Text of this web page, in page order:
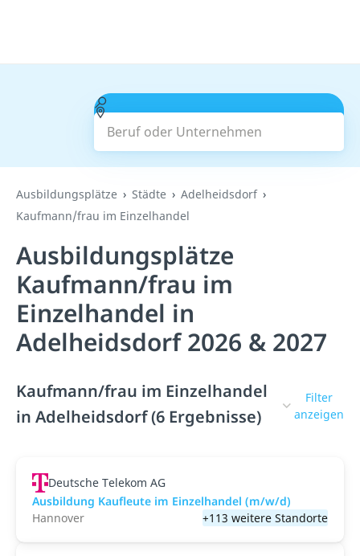
Beruf oder Unternehmen
Suchen
Ausbildungsplätze Städte
Adelheidsdorf
Kaufmann/frau im Einzelhandel
Ausbildungsplätze
Kaufmann/frau im
Einzelhandel in
Adelheidsdorf 2026 & 2027
Kaufmann/frau im Einzelhandel
in Adelheidsdorf (6 Ergebnisse)
Filter
anzeigen
Deutsche Telekom AG
Ausbildung Kaufleute im Einzelhandel (m/w/d)
Hannover
+113 weitere Standorte